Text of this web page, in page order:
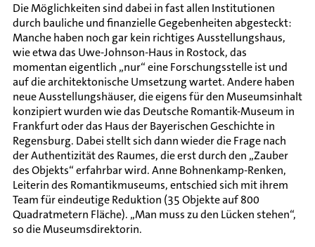
Die Möglichkeiten sind dabei in fast allen Institutionen
durch bauliche und finanzielle Gegebenheiten abgesteckt:
Manche haben noch gar kein richtiges Ausstellungshaus,
wie etwa das Uwe-Johnson-Haus in Rostock, das
momentan eigentlich „nur“ eine Forschungsstelle ist und
auf die architektonische Umsetzung wartet. Andere haben
neue Ausstellungshäuser, die eigens für den Museumsinhalt
konzipiert wurden wie das Deutsche Romantik-Museum in
Frankfurt oder das Haus der Bayerischen Geschichte in
Regensburg. Dabei stellt sich dann wieder die Frage nach
der Authentizität des Raumes, die erst durch den „Zauber
des Objekts“ erfahrbar wird. Anne Bohnenkamp-Renken,
Leiterin des Romantikmuseums, entschied sich mit ihrem
Team für eindeutige Reduktion (35 Objekte auf 800
Quadratmetern Fläche). „Man muss zu den Lücken stehen“,
so die Museumsdirektorin.